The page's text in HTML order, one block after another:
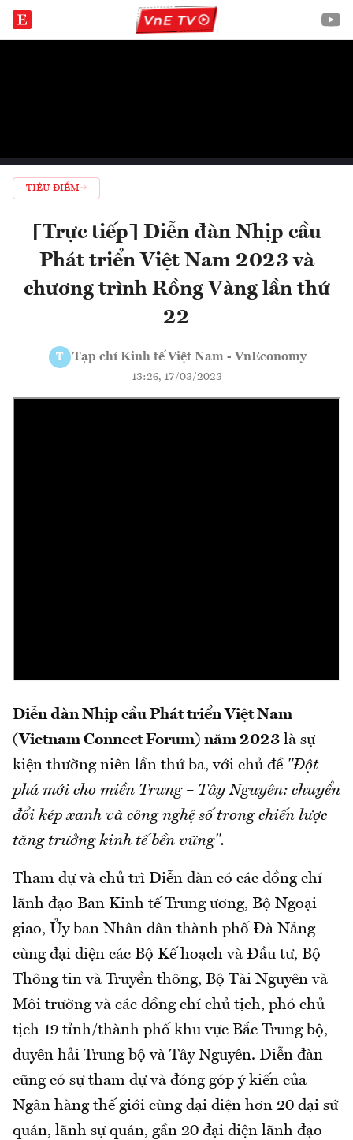
TIÊU ĐIỂM
[Trực tiếp] Diễn đàn Nhịp cầu
Phát triển Việt Nam 2023 và
chương trình Rồng Vàng lần thứ
22
T Tạp chí Kinh tế Việt Nam - VnEconomy
13:26, 17/03/2023
Diễn đàn Nhịp cầu Phát triển Việt Nam
(Vietnam Connect Forum) năm 2023 là sự
kiện thường niên lần thứ ba, với chủ đề "Đột
phá mới cho miền Trung – Tây Nguyên: chuyển
đổi kép xanh và công nghệ số trong chiến lược
tăng trưởng kinh tế bền vững".
Tham dự và chủ trì Diễn đàn có các đồng chí
lãnh đạo Ban Kinh tế Trung ương, Bộ Ngoại
giao, Ủy ban Nhân dân thành phố Đà Nẵng
cùng đại diện các Bộ Kế hoạch và Đầu tư, Bộ
Thông tin và Truyền thông, Bộ Tài Nguyên và
Môi trường và các đồng chí chủ tịch, phó chủ
tịch 19 tỉnh/thành phố khu vực Bắc Trung bộ,
duyên hải Trung bộ và Tây Nguyên. Diễn đàn
cũng có sự tham dự và đóng góp ý kiến của
Ngân hàng thế giới cùng đại diện hơn 20 đại sứ
quán, lãnh sự quán, gần 20 đại diện lãnh đạo